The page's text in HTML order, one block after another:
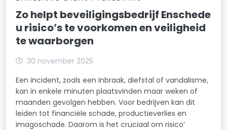
Zo helpt beveiligingsbedrijf Enschede
u risico’s te voorkomen en veiligheid
te waarborgen
30 november 2025
Een incident, zoals een inbraak, diefstal of vandalisme,
kan in enkele minuten plaatsvinden maar weken of
maanden gevolgen hebben. Voor bedrijven kan dit
leiden tot financiële schade, productieverlies en
imagoschade. Daarom is het cruciaal om risico’